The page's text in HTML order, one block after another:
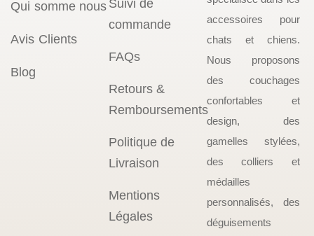
Qui somme nous
Avis Clients
Blog
Suivi de
commande
FAQs
Retours &
Remboursements
Politique de
Livraison
Mentions
Légales
accessoires pour
chats et chiens.
Nous proposons
des couchages
confortables et
design, des
gamelles stylées,
des colliers et
médailles
personnalisés, des
déguisements